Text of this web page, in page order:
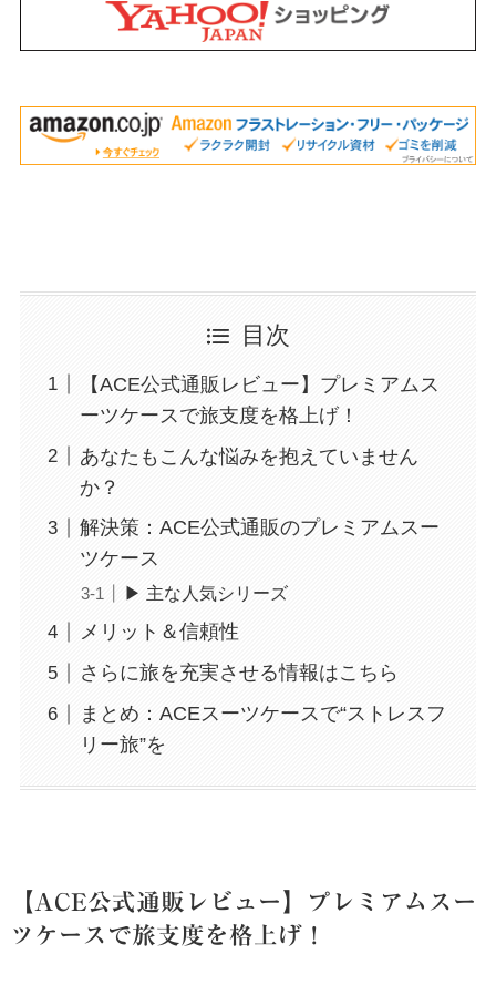
目次
【ACE公式通販レビュー】プレミアムス
ーツケースで旅支度を格上げ！
あなたもこんな悩みを抱えていません
か？
解決策：ACE公式通販のプレミアムスー
ツケース
▶ 主な人気シリーズ
メリット＆信頼性
さらに旅を充実させる情報はこちら
まとめ：ACEスーツケースで“ストレスフ
リー旅”を
【ACE公式通販レビュー】プレミアムスー
ツケースで旅支度を格上げ！